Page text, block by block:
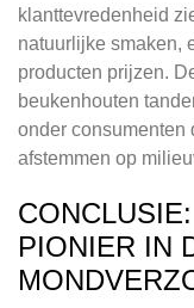
klanttevredenheid
natuurlijke smaken,
producten prijzen.
beukenhouten
onder consumenten
afstemmen op
PIONIER IN